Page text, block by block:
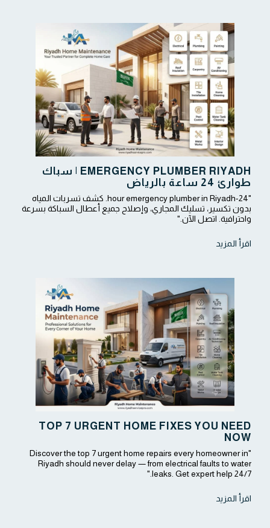
EMERGENCY PLUMBER RIYADH | سباك
طوارئ 24 ساعة بالرياض
"24-hour emergency plumber in Riyadh. كشف تسربات المياه
بدون تكسير، تسليك المجاري، وإصلاح جميع أعطال السباكة بسرعة
واحترافية. اتصل الآن."
اقرأ المزيد
TOP 7 URGENT HOME FIXES YOU NEED
NOW
"Discover the top 7 urgent home repairs every homeowner in
Riyadh should never delay — from electrical faults to water
leaks. Get expert help 24/7."
اقرأ المزيد